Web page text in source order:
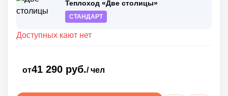
Теплоход «Две столицы»
СТАНДАРТ
Доступных кают нет
от41 290 руб./ чел